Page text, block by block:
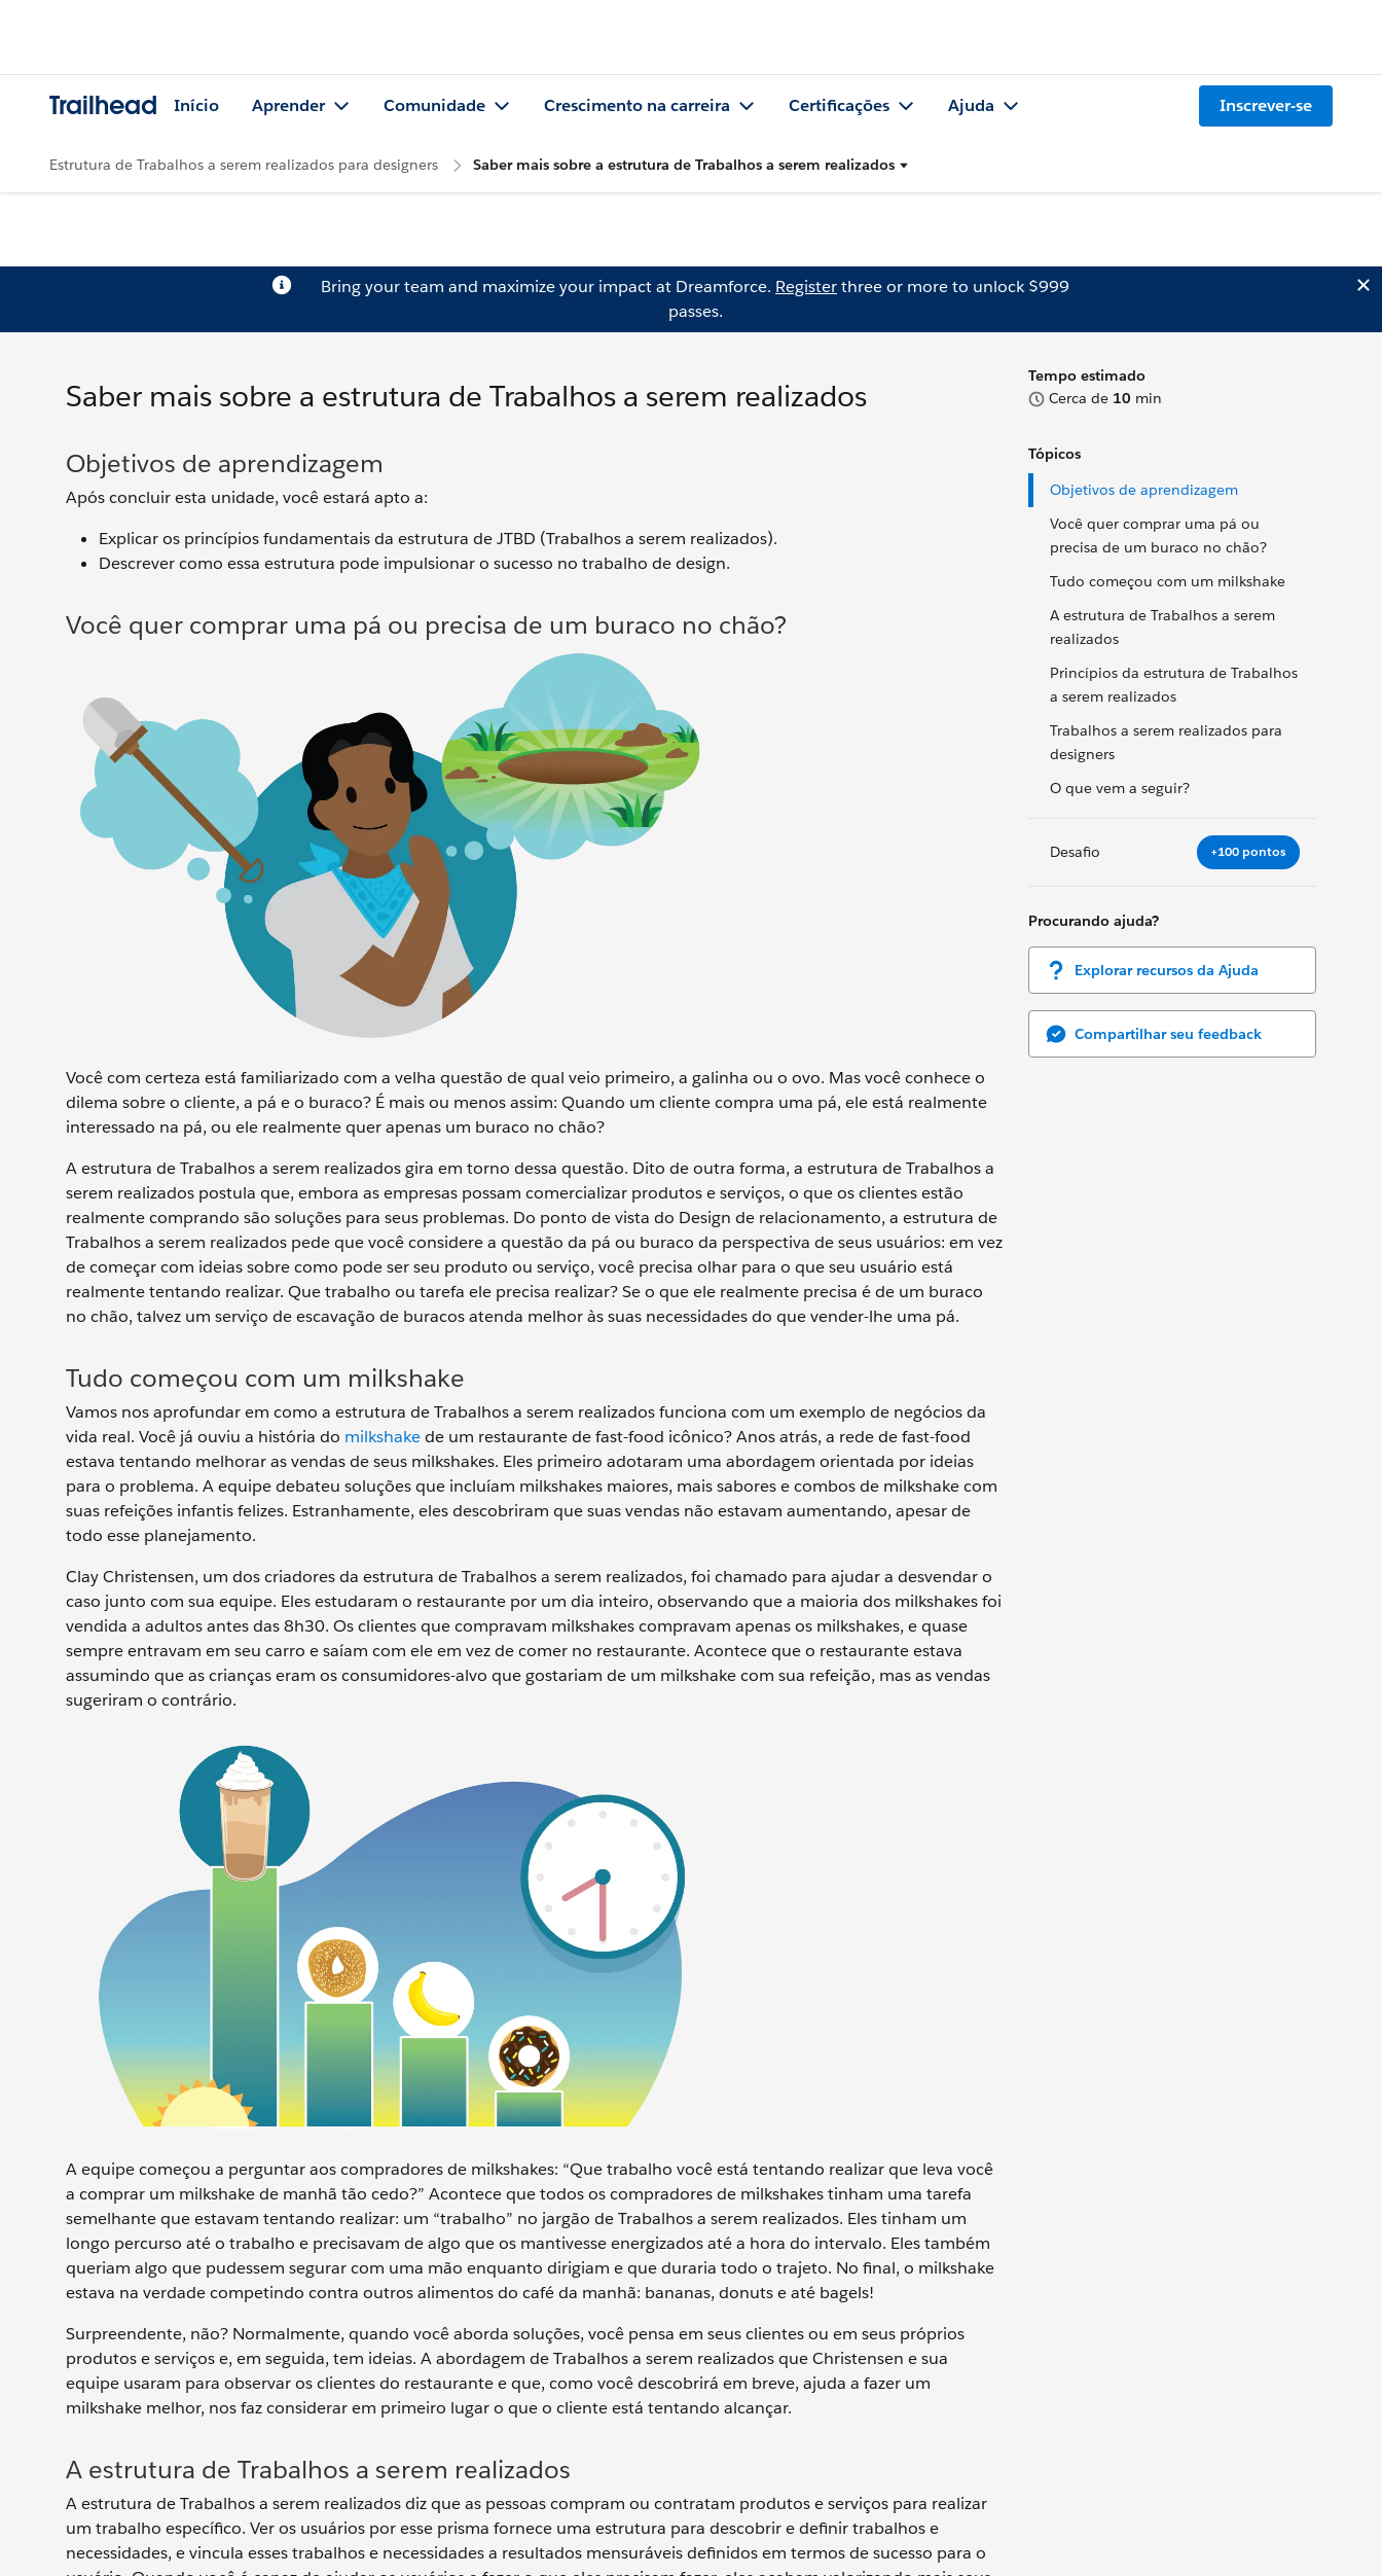
Trailhead Início Aprender Comunidade Crescimento na carreira Certificações Ajuda Inscrever-se
Estrutura de Trabalhos a serem realizados para designers Saber mais sobre a estrutura de Trabalhos a serem realizados
Bring your team and maximize your impact at Dreamforce. Registerthree or more to unlock $999
passes.
Tempo estimado
Cerca de 10 min
Tópicos
Objetivos de aprendizagem
Você quer comprar uma pá ou
precisa de um buraco no chão?
Tudo começou com um milkshake
A estrutura de Trabalhos a serem
realizados
Princípios da estrutura de Trabalhos
a serem realizados
Trabalhos a serem realizados para
designers
O que vem a seguir?
Desafio +100 pontos
Procurando ajuda?
Explorar recursos da Ajuda
Compartilhar seu feedback
Saber mais sobre a estrutura de Trabalhos a serem realizados
Objetivos de aprendizagem
Após concluir esta unidade, você estará apto a:
Explicar os princípios fundamentais da estrutura de JTBD (Trabalhos a serem realizados).
Descrever como essa estrutura pode impulsionar o sucesso no trabalho de design.
Você quer comprar uma pá ou precisa de um buraco no chão?
Você com certeza está familiarizado com a velha questão de qual veio primeiro, a galinha ou o ovo. Mas você conhece o
dilema sobre o cliente, a pá e o buraco? É mais ou menos assim: Quando um cliente compra uma pá, ele está realmente
interessado na pá, ou ele realmente quer apenas um buraco no chão?
A estrutura de Trabalhos a serem realizados gira em torno dessa questão. Dito de outra forma, a estrutura de Trabalhos a
serem realizados postula que, embora as empresas possam comercializar produtos e serviços, o que os clientes estão
realmente comprando são soluções para seus problemas. Do ponto de vista do Design de relacionamento, a estrutura de
Trabalhos a serem realizados pede que você considere a questão da pá ou buraco da perspectiva de seus usuários: em vez
de começar com ideias sobre como pode ser seu produto ou serviço, você precisa olhar para o que seu usuário está
realmente tentando realizar. Que trabalho ou tarefa ele precisa realizar? Se o que ele realmente precisa é de um buraco
no chão, talvez um serviço de escavação de buracos atenda melhor às suas necessidades do que vender-lhe uma pá.
Tudo começou com um milkshake
Vamos nos aprofundar em como a estrutura de Trabalhos a serem realizados funciona com um exemplo de negócios da
vida real. Você já ouviu a história do milkshakede um restaurante de fast-food icônico? Anos atrás, a rede de fast-food
estava tentando melhorar as vendas de seus milkshakes. Eles primeiro adotaram uma abordagem orientada por ideias
para o problema. A equipe debateu soluções que incluíam milkshakes maiores, mais sabores e combos de milkshake com
suas refeições infantis felizes. Estranhamente, eles descobriram que suas vendas não estavam aumentando, apesar de
todo esse planejamento.
Clay Christensen, um dos criadores da estrutura de Trabalhos a serem realizados, foi chamado para ajudar a desvendar o
caso junto com sua equipe. Eles estudaram o restaurante por um dia inteiro, observando que a maioria dos milkshakes foi
vendida a adultos antes das 8h30. Os clientes que compravam milkshakes compravam apenas os milkshakes, e quase
sempre entravam em seu carro e saíam com ele em vez de comer no restaurante. Acontece que o restaurante estava
assumindo que as crianças eram os consumidores-alvo que gostariam de um milkshake com sua refeição, mas as vendas
sugeriram o contrário.
A equipe começou a perguntar aos compradores de milkshakes: “Que trabalho você está tentando realizar que leva você
a comprar um milkshake de manhã tão cedo?” Acontece que todos os compradores de milkshakes tinham uma tarefa
semelhante que estavam tentando realizar: um “trabalho” no jargão de Trabalhos a serem realizados. Eles tinham um
longo percurso até o trabalho e precisavam de algo que os mantivesse energizados até a hora do intervalo. Eles também
queriam algo que pudessem segurar com uma mão enquanto dirigiam e que duraria todo o trajeto. No final, o milkshake
estava na verdade competindo contra outros alimentos do café da manhã: bananas, donuts e até bagels!
Surpreendente, não? Normalmente, quando você aborda soluções, você pensa em seus clientes ou em seus próprios
produtos e serviços e, em seguida, tem ideias. A abordagem de Trabalhos a serem realizados que Christensen e sua
equipe usaram para observar os clientes do restaurante e que, como você descobrirá em breve, ajuda a fazer um
milkshake melhor, nos faz considerar em primeiro lugar o que o cliente está tentando alcançar.
A estrutura de Trabalhos a serem realizados
A estrutura de Trabalhos a serem realizados diz que as pessoas compram ou contratam produtos e serviços para realizar
um trabalho específico. Ver os usuários por esse prisma fornece uma estrutura para descobrir e definir trabalhos e
necessidades, e vincula esses trabalhos e necessidades a resultados mensuráveis definidos em termos de sucesso para o